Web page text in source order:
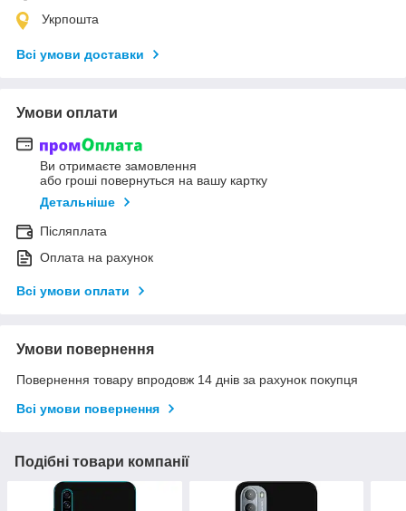
Укрпошта
Всі умови доставки
Умови оплати
Ви отримаєте замовлення
або гроші повернуться на вашу картку
Детальніше
Післяплата
Оплата на рахунок
Всі умови оплати
Умови повернення
Повернення товару впродовж 14 днів за рахунок покупця
Всі умови повернення
Подібні товари компанії